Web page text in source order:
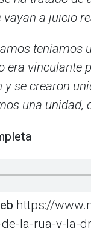
a juicio
vinculante
se crearon
una unidad,
https://
la-rua-y-la-